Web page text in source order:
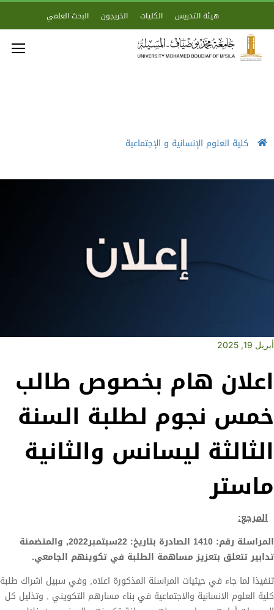
هيئة التدريس الكليات الخريجون البحث العلمي
كلية العلوم الإنسانية و الإجتماعية
أبريل 19, 2025
اعلان هام بخصوص طالب
خمس نجوم لطلبة السنة
الثالثة ليسانس والثانية
ماستر
المرجع:
المراسلة رقم: 1410 الصادرة بتاريخ: 22سبتمبر2022, والمتضمنة
تدابير تتعلق بتعزيز مساهمة الطلبة في تكوينهم الجامعي.
تنفيذا لما جاء في حيثيات المراسلة المذكورة اعلاه, وفي سبيل اشراك طلبة
كلية العلوم الانسانية والاجتماعية في بناء مسارهم التكويني , وتذليل كل